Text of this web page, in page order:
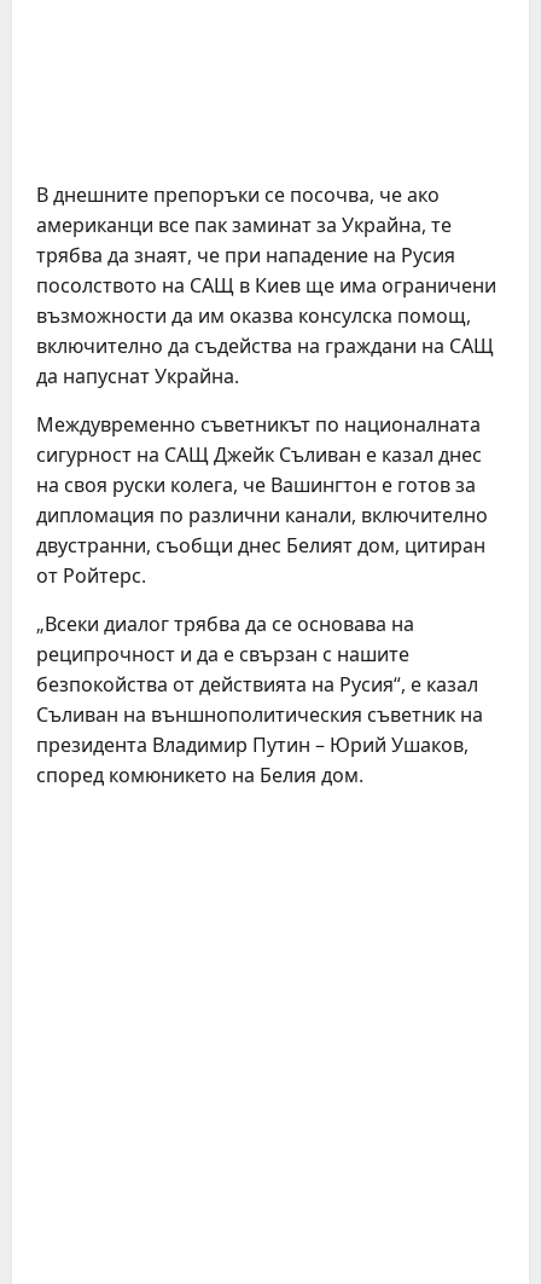
В днешните препоръки се посочва, че ако
американци все пак заминат за Украйна, те
трябва да знаят, че при нападение на Русия
посолството на САЩ в Киев ще има ограничени
възможности да им оказва консулска помощ,
включително да съдейства на граждани на САЩ
да напуснат Украйна.
Междувременно съветникът по националната
сигурност на САЩ Джейк Съливан е казал днес
на своя руски колега, че Вашингтон е готов за
дипломация по различни канали, включително
двустранни, съобщи днес Белият дом, цитиран
от Ройтерс.
„Всеки диалог трябва да се основава на
реципрочност и да е свързан с нашите
безпокойства от действията на Русия“, е казал
Съливан на външнополитическия съветник на
президента Владимир Путин – Юрий Ушаков,
според комюникето на Белия дом.